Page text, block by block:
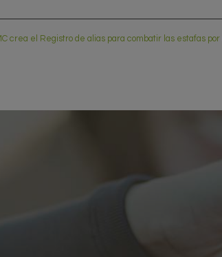
crea el Registro de alias para combatir las estafas